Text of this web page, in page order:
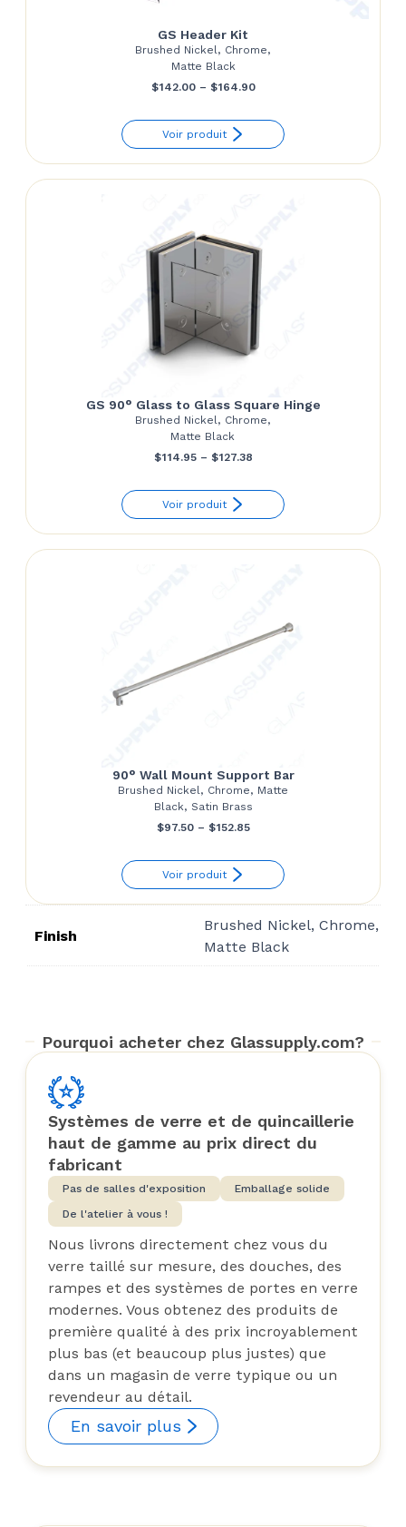
GS Header Kit
Brushed Nickel, Chrome,
Matte Black
$142.00 – $164.90Price
$142.00
through
Voir produit
GS 90° Glass to Glass Square Hinge
Brushed Nickel, Chrome,
Matte Black
$114.95 – $127.38Price
$114.95
through
Voir produit
90° Wall Mount Support Bar
Brushed Nickel, Chrome, Matte
Black, Satin Brass
$97.50 – $152.85Price
$97.50
through
$152.85
Voir produit
Finish
Brushed Nickel, Chrome,
Matte Black
Pourquoi acheter chez Glassupply.com?
Systèmes de verre et de quincaillerie
haut de gamme au prix direct du
fabricant
Pas de salles d'exposition
Emballage solide
De l'atelier à vous !
Nous livrons directement chez vous du
verre taillé sur mesure, des douches, des
rampes et des systèmes de portes en verre
modernes. Vous obtenez des produits de
première qualité à des prix incroyablement
plus bas (et beaucoup plus justes) que
dans un magasin de verre typique ou un
revendeur au détail.
En savoir plus